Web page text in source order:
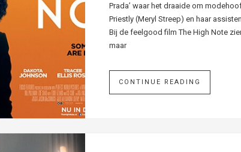
Prada’ waar het draaide om
Priestly (Meryl Streep) en haar
Bij de feelgood film The High Note
maar
CONTINUE READING